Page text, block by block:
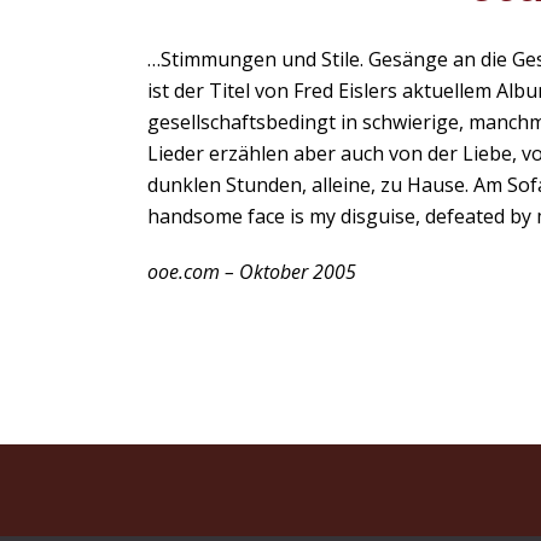
…Stimmungen und Stile. Gesänge an die
ist der Titel von Fred Eislers aktuellem
gesellschaftsbedingt in schwierige,
Lieder erzählen aber auch von der Liebe,
dunklen Stunden, alleine, zu Hause. Am
handsome face is my disguise, defeated by
ooe.com – Oktober 2005